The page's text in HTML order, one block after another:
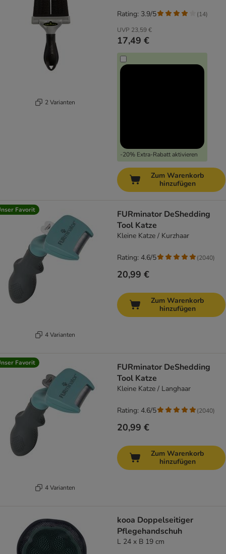
2 Varianten
UVP 23,59 €
17,49 €
-20% Extra-Rabatt aktivieren
Rating: 3.9/5 (14)
Zum Warenkorb
hinzufügen
Favorit
4 Varianten
FURminator DeShedding
Tool Katze
Kleine Katze / Kurzhaar
20,99 €
Rating: 4.6/5 (2040)
Zum Warenkorb
hinzufügen
Favorit
4 Varianten
FURminator DeShedding
Tool Katze
Kleine Katze / Langhaar
20,99 €
Rating: 4.6/5 (2040)
Zum Warenkorb
hinzufügen
kooa Doppelseitiger
Pflegehandschuh
L 24 x B 19 cm